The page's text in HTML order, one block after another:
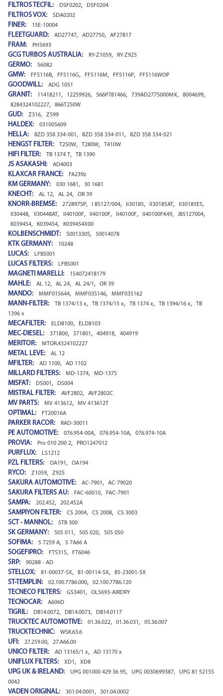
FILTROS TECFIL: DSF0202, DSF0204
FILTROS VOX: SDA0202
FINER: 15E-10004
FLEETGUARD: AD27747, AD27750, AF27817
FRAM: PH5693
GCG TURBOS AUSTRALIA: RY-Z1059, RY-Z925
GERMO: 56082
GMW: FF5116B, FF5116G, FF5116M, FF5116P, FF5116WOP
GOODWILL: ADG 1051
GRANIT: 11418211 , 12259926, 566P781466, 739AD2775000MX, 8004699,
8284324102227, 866T250W
GUD: Z316, Z599
HALDEX: 031005609
HELLA: 8ZD 358 334-001 , 8ZD 358 334-011 , 8ZD 358 334-021
HENGST FILTER: T250W, T280W, T410W
HIFI FILTER: TB 1374 T, TB 1390
JS ASAKASHI: AD4003
KLAXCAR FRANCE: FA239z
KM GERMANY: 030 1681 , 30 1681
KNECHT: AL 12, AL 24, OR 39
KNORR-BREMSE: 272897SP, I 85127/004, II30185, II30185AT, II30185ES,
II30448, II30448AT, II40100F, II40100F, II40100F, II40100FK49, J85127004,
K039454, K039454, K039454X00
KOLBENSCHMIDT: 50013305, 50014078
KTK GERMANY: 10248
LUCAS: LFBS001
LUCAS FILTERS: LFBS001
MAGNETI MARELLI: 154072418179
MAHLE: AL 12, AL 24, AL 24/1 , OR 39
MANDO: MMF015644, MMF035146, MMF035162
MANN-FILTER: TB 1374/13 x, TB 1374/15 x, TB 1374 x, TB 1394/16 x,
TB
1396 x
MECAFILTER: ELD8100, ELD8103
MEC-DIESEL: 371800, 371801 , 404918, 404919
MERITOR: MTOR.4324102227
METAL LEVE: AL 12
MFILTER: AD 1100, AD 1102
MILLARD FILTERS: MD-1374, MD-1375
MISFAT: DS001 , DS004
MISTRAL FILTER: AVF2802, AVF2802C
MV PARTS: MV 413612, MV 413612T
OPTIMAL: FT20016A
PARKER RACOR: RAD-30011
PE AUTOMOTIVE: 076.954-00A, 076.954-10A, 076.974-10A
PROVIA: Pro 010 200 2, PRO1247012
PURFLUX: LS1212
PZL FILTERS: OA191 , OA194
RYCO: Z1059, Z925
SAKURA AUTOMOTIVE: AC-7901 , AC-79020
SAKURA FILTERS AU: FAC-60010, FAC-7901
SAMPA: 202.452, 202.452A
SAMPIYON FILTER: CS 2004, CS 2008, CS 3003
SCT - MANNOL: STB 300
SK GERMANY: 505 011 , 505 020, 505 050
SOFIMA: S 7259 A, S 7A66 A
SOGEFIPRO: FT5315, FT6046
SRP: 90288 - AD
STELLOX: 81-00037-SX, 81-00114-SX, 85-23001-SX
ST-TEMPLIN: 02.100.7786.000, 02.100.7786.120
TECNECO FILTERS: GS3401 , OL5693-AIRDRY
TECNOCAR: A606D
TIGRIL: DB14.0072, DB14.0073, DB14.0117
TRUCKTEC AUTOMOTIVE: 01.36.022, 01.36.031 , 05.36.007
TRUCKTECHNIC: WSK.63.6
UFI: 27.259.00, 27.A66.00
UNICO FILTER: AD 13165/1 x, AD 13170 x
UNIFLUX FILTERS: XD1 , XD8
UPG UK & IRELAND: UPG 001000 429 36 95, UPG 0030699387,
UPG 81 52155
0042
VADEN ORIGINAL: 301.04.0001 , 301.04.0002